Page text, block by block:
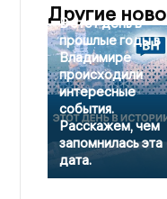
Другие
В этот день в
прошлые годы в
Владимире
происходили
интересные
события.
Расскажем, чем
запомнилась эта
дата.